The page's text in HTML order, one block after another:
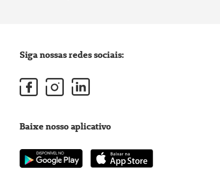
Siga nossas redes sociais:
Baixe nosso aplicativo